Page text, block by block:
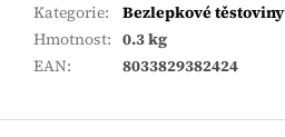
Kategorie:
Bezlepkové těstoviny
Hmotnost: 0.3 kg
EAN: 8033829382424
Zápatí